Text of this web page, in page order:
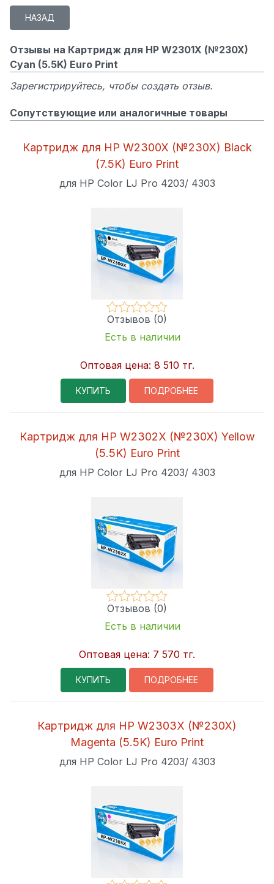
Отзывы на Картридж для HP W2301X (№230X)
Cyan (5.5K) Euro Print
Зарегистрируйтесь, чтобы создать отзыв.
Сопутствующие или аналогичные товары
Картридж для HP W2300X (№230X) Black
(7.5K) Euro Print
для HP Color LJ Pro 4203/ 4303
Отзывов (0)
Есть в наличии
Оптовая цена: 8 510 тг.
КУПИТЬ ПОДРОБНЕЕ
Картридж для HP W2302X (№230X) Yellow
(5.5K) Euro Print
для HP Color LJ Pro 4203/ 4303
Отзывов (0)
Есть в наличии
Оптовая цена: 7 570 тг.
КУПИТЬ ПОДРОБНЕЕ
Картридж для HP W2303X (№230X)
Magenta (5.5K) Euro Print
для HP Color LJ Pro 4203/ 4303